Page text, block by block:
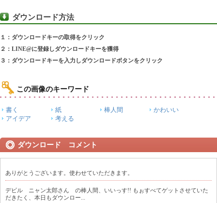
ダウンロード方法
１：ダウンロードキーの取得をクリック
２：LINE@に登録しダウンロードキーを獲得
３：ダウンロードキーを入力しダウンロードボタンをクリック
この画像のキーワード
書く 紙 棒人間
かわいい
アイデア
考える
ダウンロード コメント
ありがとうございます。使わせていただきます。
デビル ニャン太郎さん の棒人間、いいっす!! もぉすべてゲットさせていた
だきたく、本日もダウンロー...